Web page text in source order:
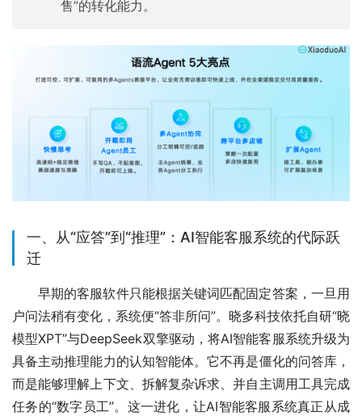
售”的转化能力。
一、从“应答”到“推理”：AI智能客服系统的代际跃
迁
早期的客服软件只能根据关键词匹配固定答案，一旦用
户问法稍有变化，系统便“答非所问”。晓多科技依托自研“晓
模型XPT”与DeepSeek双擎驱动，将AI智能客服系统升级为
具备主动推理能力的认知智能体。它不再是僵化的问答库，
而是能够理解上下文、拆解复杂诉求、并自主调用工具完成
任务的“数字员工”。这一进化，让AI智能客服系统真正从成